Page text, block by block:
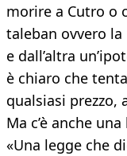
morire a Cutro o
taleban ovvero
e dall’altra
è chiaro che
qualsiasi prezzo,
Ma c’è anche
«Una legge che